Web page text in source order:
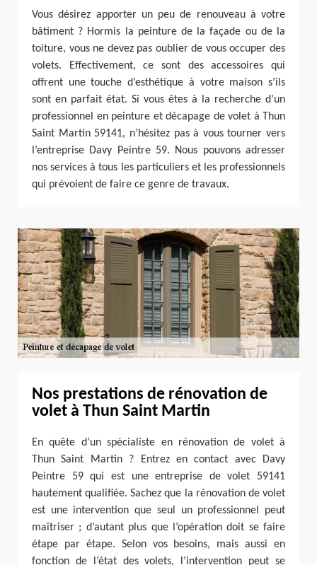
Vous désirez apporter un peu de renouveau à votre
bâtiment ? Hormis la peinture de la façade ou de la
toiture, vous ne devez pas oublier de vous occuper des
volets. Effectivement, ce sont des accessoires qui
offrent une touche d’esthétique à votre maison s’ils
sont en parfait état. Si vous êtes à la recherche d’un
professionnel en peinture et décapage de volet à Thun
Saint Martin 59141, n’hésitez pas à vous tourner vers
l’entreprise Davy Peintre 59. Nous pouvons adresser
nos services à tous les particuliers et les professionnels
qui prévoient de faire ce genre de travaux.
Nos prestations de rénovation de
volet à Thun Saint Martin
En quête d’un spécialiste en rénovation de volet à
Thun Saint Martin ? Entrez en contact avec Davy
Peintre 59 qui est une entreprise de volet 59141
hautement qualifiée. Sachez que la rénovation de volet
est une intervention que seul un professionnel peut
maîtriser ; d’autant plus que l’opération doit se faire
étape par étape. Selon vos besoins, mais aussi en
fonction de l’état des volets, l’intervention peut se